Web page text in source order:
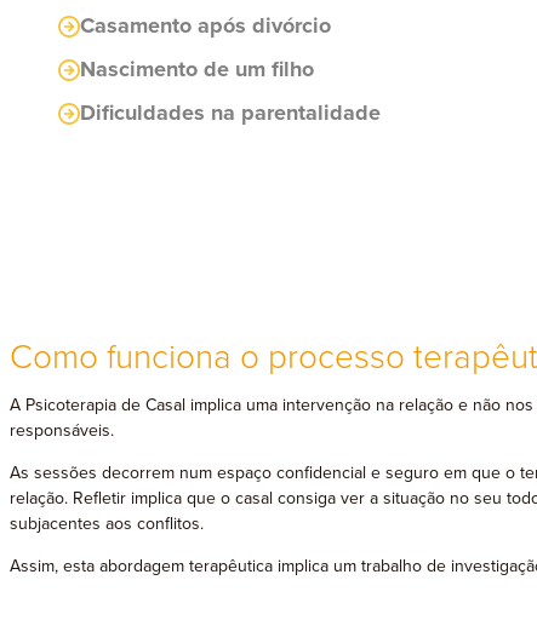
Casamento após divórcio
Nascimento de um filho
Dificuldades na parentalidade
Como funciona o processo
A Psicoterapia de Casal implica uma intervenção na relação e não
responsáveis.
As sessões decorrem num espaço confidencial e seguro em que o
relação. Refletir implica que o casal consiga ver a situação no seu
subjacentes aos conflitos.
Assim, esta abordagem terapêutica implica um trabalho de